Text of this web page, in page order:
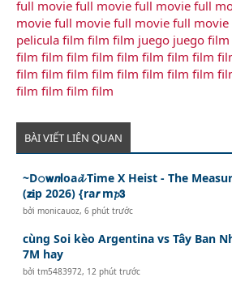
full movie full movie full movie full
movie full movie full movie full movie
pelicula film film film juego juego film
film film film film film film film film
film film film film film film film film
film film film film
BÀI VIẾT LIÊN QUAN
~D𝚘𝘄𝙣loa𝓭 Time X Heist - The
(𝘇𝐢p 2026) {ra𝙧 m𝓹𝟯
bởimonicauoz,6 phút trước
cùng Soi kèo Argentina vs Tây Ban
7M hay
bởitm5483972, 12 phút trước